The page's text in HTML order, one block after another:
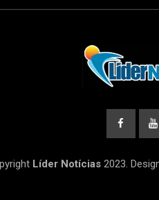
Líder Notícias2023.